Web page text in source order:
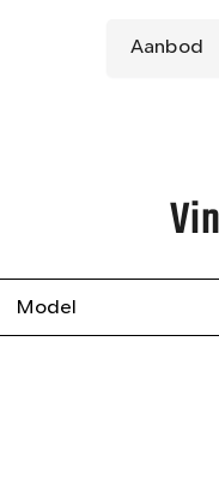
Aanbod
Model